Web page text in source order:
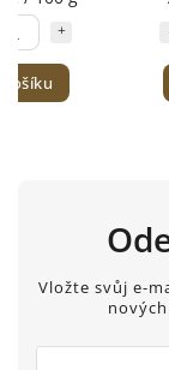
Vložte svůj e-